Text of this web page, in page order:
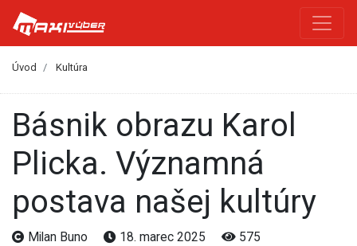
Úvod Kultúra
Básnik obrazu Karol
Plicka. Významná
postava našej kultúry
Milan Buno 18. marec 2025 575